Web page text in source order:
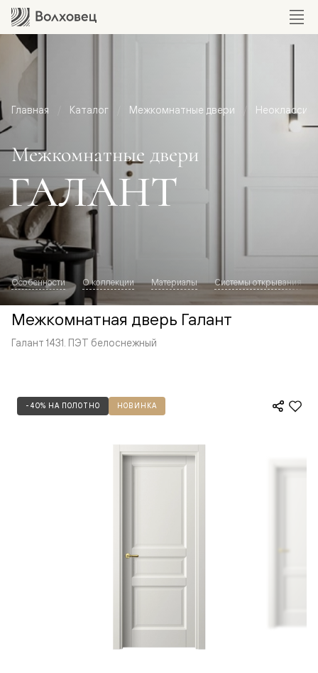
Главная Каталог Межкомнатные двери Неоклассика
Межкомнатные двери
ГАЛАНТ
Особенности О коллекции Материалы Системы открывания
Межкомнатная дверь Галант
Галант 1431. ПЭТ белоснежный
-40% НА ПОЛОТНО НОВИНКА